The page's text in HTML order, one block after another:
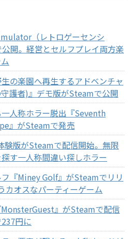
（レトロゲーセンシ
開。経営とセルフプレイ両方楽
の楽園へ再生するアドベンチャ
護者)』デモ版がSteamで公開
人称ホラー脱出『Seventh
』がSteamで発売
験版がSteamで配信開始。無限
す一人称間違い探しホラー
『Miney Golf』がSteamでリリ
カオスなパーティーゲーム
』がSteamで配信
円に